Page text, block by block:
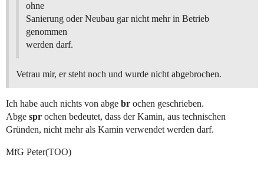
ohne
Sanierung oder Neubau gar nicht mehr in Betrieb
genommen
werden darf.
Vetrau mir, er steht noch und wurde nicht abgebrochen.
Ich habe auch nichts von abge br ochen geschrieben.
Abge spr ochen bedeutet, dass der Kamin, aus technischen
Gründen, nicht mehr als Kamin verwendet werden darf.
MfG Peter(TOO)